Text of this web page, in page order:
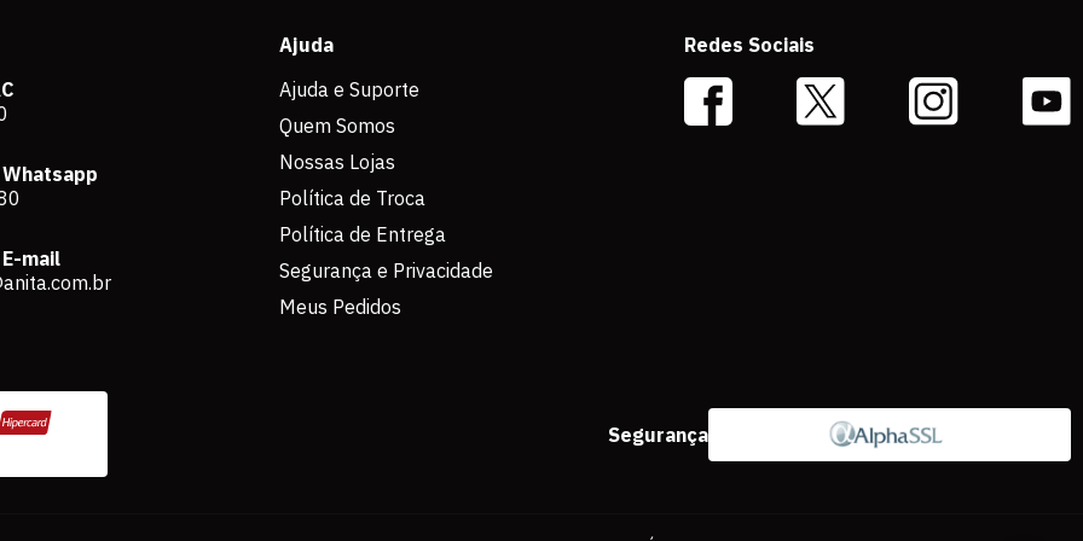
mail
Ajuda
Ajuda e Suporte
Quem Somos
Nossas Lojas
Política de Troca
Política de Entrega
Segurança e Privacidade
Meus Pedidos
Redes Sociais
Segurança